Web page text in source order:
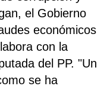
el Gobierno
económicos
con la
del PP. "Un
se ha